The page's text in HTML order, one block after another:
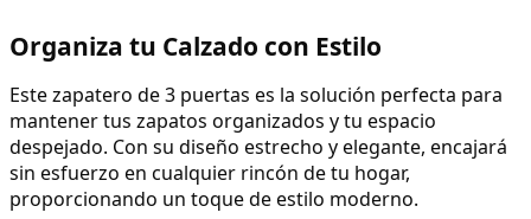
Organiza tu Calzado con Estilo
Este zapatero de 3 puertas es la solución perfecta para
mantener tus zapatos organizados y tu espacio
despejado. Con su diseño estrecho y elegante, encajará
sin esfuerzo en cualquier rincón de tu hogar,
proporcionando un toque de estilo moderno.